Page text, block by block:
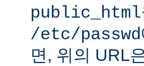
public_html
/etc/passwd
면, 위의 URL